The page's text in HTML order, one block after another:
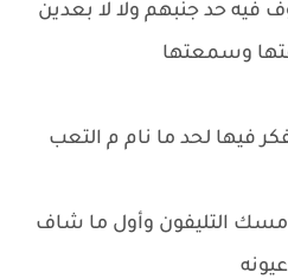
فيه حد جنبهم ولا لا بعدين
وسمعتها
فيها لحد ما نام م التعب
التليفون وأول ما شاف